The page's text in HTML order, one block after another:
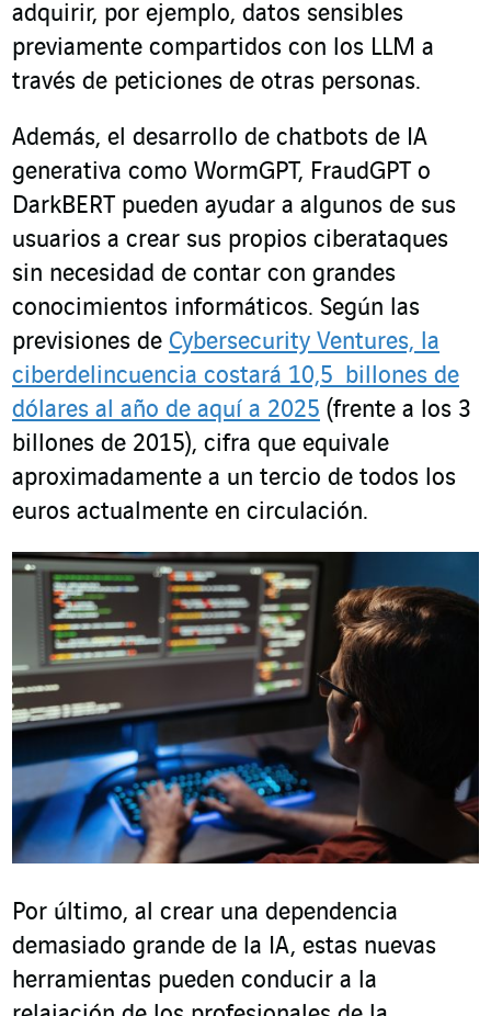
adquirir, por ejemplo, datos sensibles
previamente compartidos con los LLM a
través de peticiones de otras personas.
Además, el desarrollo de chatbots de IA
generativa como WormGPT, FraudGPT o
DarkBERT pueden ayudar a algunos de sus
usuarios a crear sus propios ciberataques
sin necesidad de contar con grandes
conocimientos informáticos. Según las
previsiones de Cybersecurity Ventures, la
ciberdelincuencia costará 10,5 billones de
dólares al año de aquí a 2025 (frente a los 3
billones de 2015), cifra que equivale
aproximadamente a un tercio de todos los
euros actualmente en circulación.
Por último, al crear una dependencia
demasiado grande de la IA, estas nuevas
herramientas pueden conducir a la